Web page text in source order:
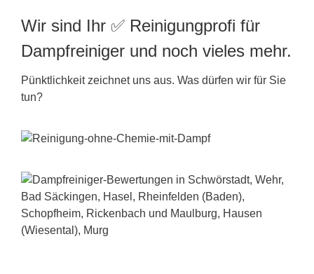
Wir sind Ihr ✅ Reinigungprofi für
Dampfreiniger und noch vieles mehr.
Pünktlichkeit zeichnet uns aus. Was dürfen wir für Sie
tun?